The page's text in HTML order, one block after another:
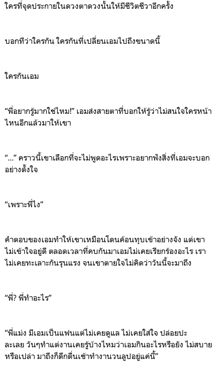
ใครที่จุดประกายในดวงตาดวงนั้นให้มีชีวิตชีวาอีกครั้ง
บอกทีว่าใครกัน ใครกันที่เปลี่ยนเอมไปถึงขนาดนี้
ใครกันเอม
“พี่อยากรู้มากใช่ไหม!” เอมส่งสายตาที่บอกให้รู้ว่าไม่สนใจใครหน้า
ไหนอีกแล้วมาให้เขา
“...” คราวนี้เขาเลือกที่จะไม่พูดอะไรเพราะอยากฟังสิ่งที่เอมจะบอก
อย่างตั้งใจ
“เพราะพี่ไง”
คำตอบของเอมทำให้เขาเหมือนโดนค้อนทุบเข้าอย่างจัง แต่เขา
ไม่เข้าใจอยู่ดี ตลอดเวลาที่คบกันมาเอมไม่เคยเรียกร้องอะไร เรา
ไม่เคยทะเลาะกันรุนแรง จนเขาตายใจไม่คิดว่าวันนี้จะมาถึง
“พ? พี่ทำอะไร”
“พี่แม่ง มีเอมเป็นแฟนแต่ไม่เคยดูแล ไม่เคยใส่ใจ ปล่อยปะ
ละเลย วันๆทำแต่งานเคยรู้บ้างไหมว่าเอมกินอะไรหรือยัง ไม่สบาย
หรือเปล่า มาถึงก็ดึกตื่นเช้าทำงานวนลูปอยู่แค่นี้”